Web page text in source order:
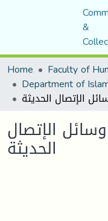
&
Home
الإتصال
الحديثة